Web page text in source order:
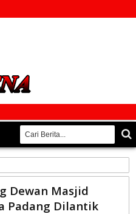
Dewan Masjid
Padang Dilantik